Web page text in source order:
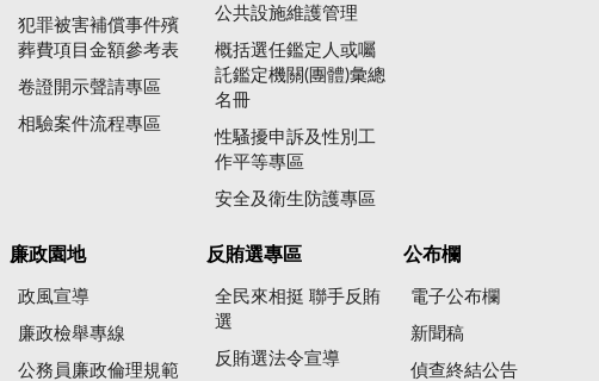
犯罪被害補償事件殯
葬費項目金額參考表
卷證開示聲請專區
相驗案件流程專區
公共設施維護管理
概括選任鑑定人或囑
託鑑定機關(團體)彙總
名冊
性騷擾申訴及性別工
作平等專區
安全及衛生防護專區
廉政園地
政風宣導
廉政檢舉專線
公務員廉政倫理規範
反賄選專區
全民來相挺 聯手反賄
選
反賄選法令宣導
公布欄
電子公布欄
新聞稿
偵查終結公告